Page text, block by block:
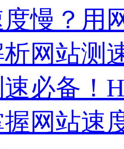
度慢？用
网站测
速必备！
网站速